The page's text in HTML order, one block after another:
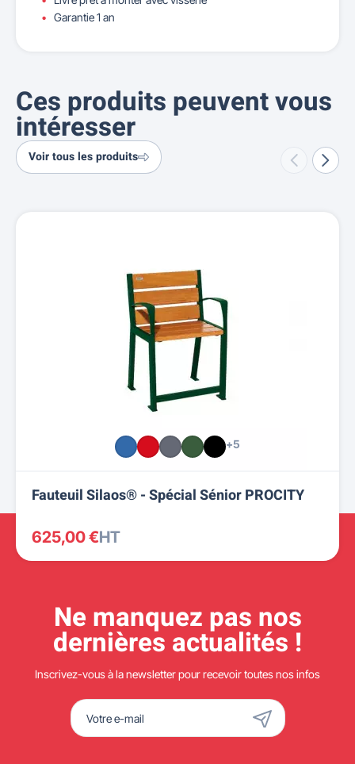
Garantie 1 an
Ces produits peuvent vous
intéresser
Voir tous les produits
+5
Fauteuil Silaos® - Spécial Sénior PROCITY
625,00 €HT
Ne manquez pas nos
dernières actualités !
Inscrivez-vous à la newsletter pour recevoir toutes nos infos